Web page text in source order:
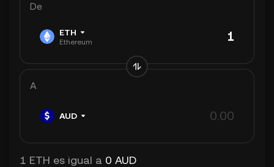
De
ETH
Ethereum
A
AUD
1 ETH es igual a 0 AUD